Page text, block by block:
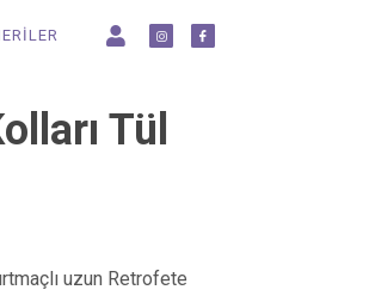
Tül
uzun Retrofete